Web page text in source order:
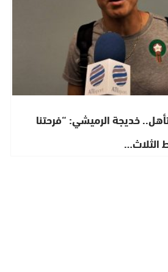
خديجة الرميشي: “فرحتنا
الثلاث…